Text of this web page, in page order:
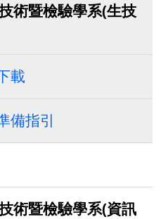
術暨檢驗學系(生技
載
備指引
術暨檢驗學系(資訊